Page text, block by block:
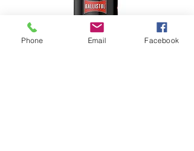
Phone Email Facebook